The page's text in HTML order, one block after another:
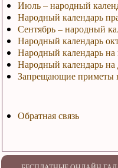
Июль – народный
Народный календарь
Сентябрь – народный
Народный календарь
Народный календарь на
Народный календарь на
Запрещающие приметы
Обратная связь